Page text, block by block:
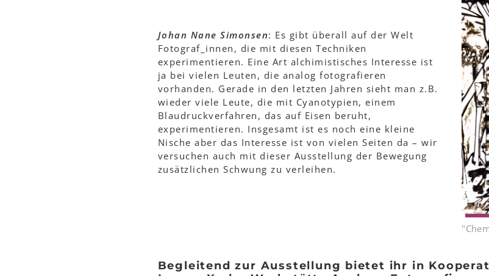
Johan Nane Simonsen: Es gibt überall auf der Welt
Fotograf_innen, die mit diesen Techniken
experimentieren. Eine Art alchimistisches Interesse ist
ja bei vielen Leuten, die analog fotografieren
vorhanden. Gerade in den letzten Jahren sieht man z.B.
wieder viele Leute, die mit Cyanotypien, einem
Blaudruckverfahren, das auf Eisen beruht,
experimentieren. Insgesamt ist es noch eine kleine
Nische aber das Interesse ist von vielen Seiten da – wir
versuchen auch mit dieser Ausstellung der Bewegung
zusätzlichen Schwung zu verleihen.
Begleitend zur Ausstellung bietet ihr in